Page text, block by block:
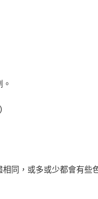
同，或多或少都會有些